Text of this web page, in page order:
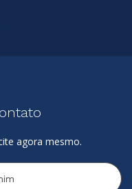
agora mesmo.